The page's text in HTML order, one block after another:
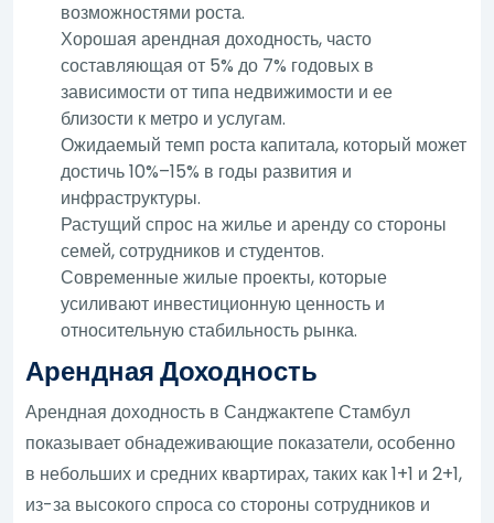
возможностями роста.
Хорошая арендная доходность, часто
составляющая от 5% до 7% годовых в
зависимости от типа недвижимости и ее
близости к метро и услугам.
Ожидаемый темп роста капитала, который может
достичь 10%–15% в годы развития и
инфраструктуры.
Растущий спрос на жилье и аренду со стороны
семей, сотрудников и студентов.
Современные жилые проекты, которые
усиливают инвестиционную ценность и
относительную стабильность рынка.
Арендная Доходность
Арендная доходность в Санджактепе Стамбул
показывает обнадеживающие показатели, особенно
в небольших и средних квартирах, таких как 1+1 и 2+1,
из-за высокого спроса со стороны сотрудников и